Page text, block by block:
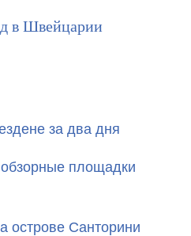
в Швейцарии
за два дня
площадки
острове Санторини